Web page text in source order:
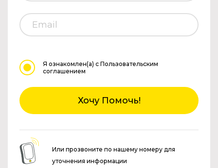
Я ознакомлен(а) с Пользовательским
соглашением
Хочу Помочь!
Или прозвоните по нашему номеру для
уточнения информации